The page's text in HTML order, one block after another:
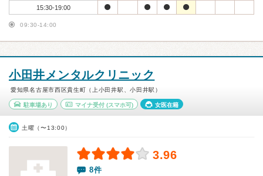
15:30-19:00
09:30-14:00
小田井メンタルクリニック
愛知県名古屋市西区貴生町（上小田井駅、小田井駅）
駐車場あり マイナ受付(スマホ可) 女医在籍
土曜（〜13:00）
3.96
8件